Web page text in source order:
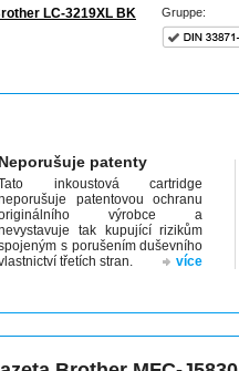
LC-3219XL BK Gruppe:
Neporušuje patenty
inkoustová cartridge
patentovou ochranu
výrobce a
tak kupující rizikům
s porušením duševního
třetích stran.
více